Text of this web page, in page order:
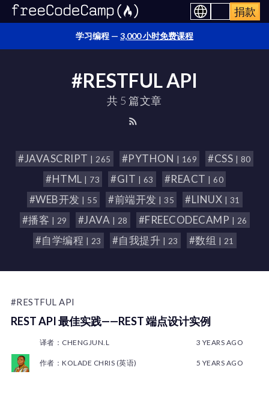
捐款
学习编程 — 3,000 小时免费课程
#RESTFUL API
共 5 篇文章
#JAVASCRIPT | 265 #PYTHON | 169 #CSS | 80
#HTML | 73 #GIT | 63 #REACT | 60
#WEB开发 | 55 #前端开发 | 35 #LINUX | 31
#播客 | 29 #JAVA | 28 #FREECODECAMP | 26
#自学编程 | 23 #自我提升 | 23 #数组 | 21
#RESTFUL API
REST API 最佳实践——REST 端点设计实例
译者：CHENGJUN.L 3 YEARS AGO
作者：KOLADE CHRIS (英语) 5 YEARS AGO